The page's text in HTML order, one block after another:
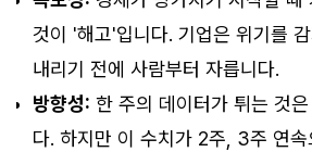
것이 '해고'입니다. 기업은 위기를
내리기 전에 사람부터 자릅니다.
방향성: 한 주의 데이터가 튀는 것
다. 하지만 이 수치가 2주, 3주 연속